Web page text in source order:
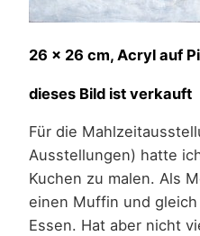
26 x 26 cm, Acryl auf
dieses Bild ist verkauft
Für die
Ausstellungen) hatte
Kuchen zu malen. Als
einen Muffin und
Essen. Hat aber nicht